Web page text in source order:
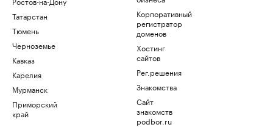
Татарстан
Тюмень
Черноземье
Кавказ
Карелия
Мурманск
Приморский
край
Корпоративный
регистратор
доменов
Хостинг
сайтов
Рег.решения
Знакомства
Сайт
знакомств
podbor.ru